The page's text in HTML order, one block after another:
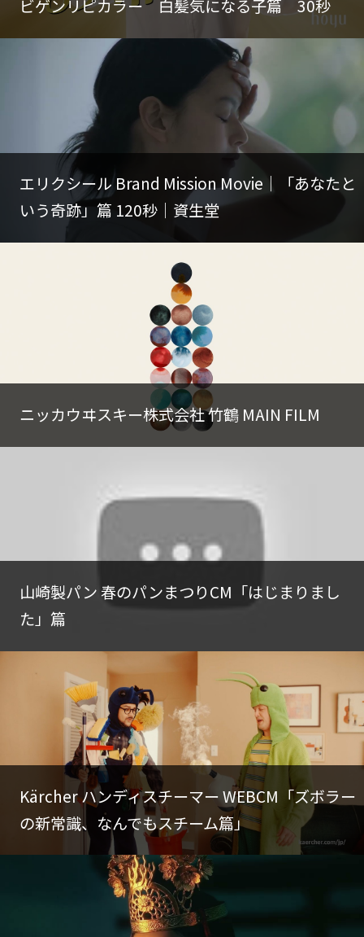
ビゲンリピカラー 白髪気になる子篇 30秒
エリクシール Brand Mission Movie｜「あなたと
いう奇跡」篇 120秒｜資生堂
ニッカウヰスキー株式会社 竹鶴 MAIN FILM
山崎製パン 春のパンまつりCM「はじまりまし
た」篇
Kärcher ハンディスチーマー WEBCM「ズボラー
の新常識、なんでもスチーム篇」